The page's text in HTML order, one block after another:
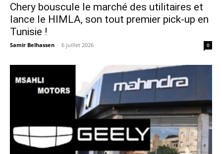
Chery bouscule le marché des utilitaires et
lance le HIMLA, son tout premier pick-up en
Tunisie !
Samir Belhassen - 6 juillet 2026 0